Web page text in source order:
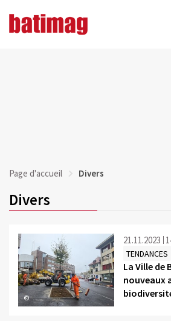
Page d'accueil Divers
Divers
©
21.11.2023
TENDANCES
La Ville de
nouveaux